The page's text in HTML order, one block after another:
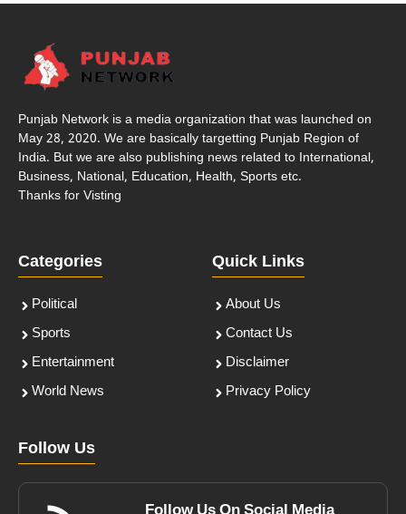
Punjab Network is a media organization that was launched on
May 28, 2020. We are basically targetting Punjab Region of
India. But we are also publishing news related to International,
Business, National, Education, Health, Sports etc.
Thanks for Visting
Categories
Political
Sports
Entertainment
World News
Quick Links
About Us
Contact Us
Disclaimer
Privacy Policy
Follow Us